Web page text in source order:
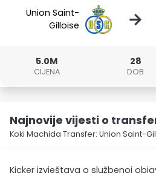
Union Saint-
Gilloise
→
5.0M
CIJENA
28
DOB
Najnovije vijesti o
Koki Machida Transfer: Union Saint-
Kicker izvještava o službenoj